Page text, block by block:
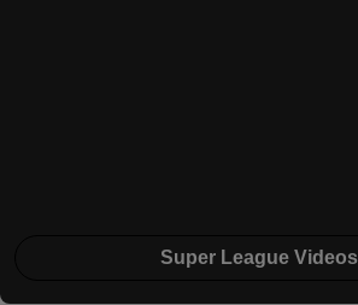
Super League Videos